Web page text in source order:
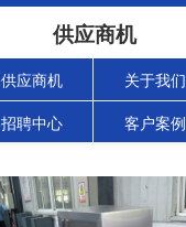
供应商机
供应商机 关于我们
招聘中心 客户案例